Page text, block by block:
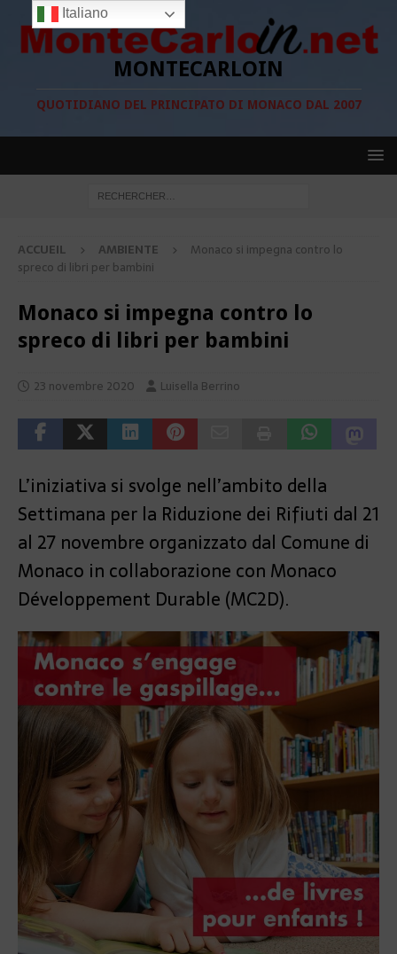
MONTECARLOIN
QUOTIDIANO DEL PRINCIPATO DI MONACO DAL 2007
ACCUEIL AMBIENTE
Monaco si impegna contro lo
spreco di libri per bambini
Monaco si impegna contro lo
spreco di libri per bambini
23 novembre 2020 Luisella Berrino
L’iniziativa si svolge nell’ambito della
Settimana per la Riduzione dei Rifiuti dal 21
al 27 novembre organizzato dal Comune di
Monaco in collaborazione con Monaco
Développement Durable (MC2D).
Italiano